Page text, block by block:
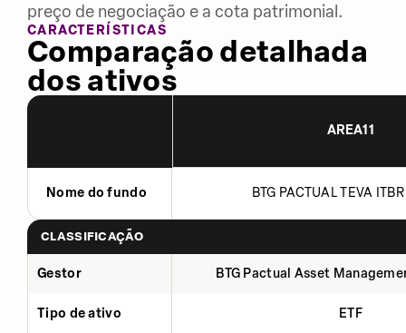
preço de negociação e a cota patrimonial.
CARACTERÍSTICAS
Comparação detalhada
dos ativos
AREA11
Nome do fundo BTG PACTUAL TEVA
CLASSIFICAÇÃO
Gestor BTG Pactual Asset
Tipo de ativo ETF